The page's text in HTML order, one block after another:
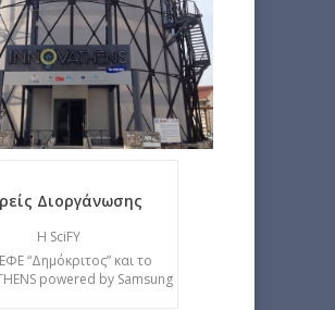
Διοργάνωσης
Η SciFY
“Δημόκριτος” και το
powered by Samsung